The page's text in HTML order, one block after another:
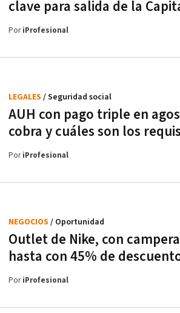
clave para salida de la
PoriProfesional
AUH con pago triple en
cobra y cuáles son los
LEGALES / Seguridad social
PoriProfesional
Outlet de Nike, con
hasta con 45% de
NEGOCIOS / Oportunidad
PoriProfesional